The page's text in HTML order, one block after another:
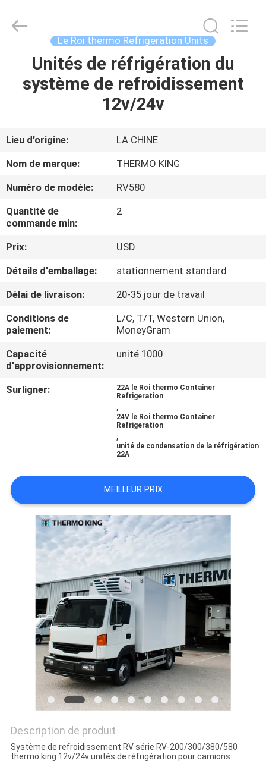
PRODUITS
À
DE
NOUS
VISITE
DE
L'USINE
CONTRÔLE
LA
CONTACTER
NOUVELLES
PLAN
POLITIQUE
CONFIDENTIALITÉ
MOTORS
INDUSTRY
Le Roi thermo Refrigeration Units
Unités de réfrigération du
système de refroidissement
12v/24v
Lieu d'origine:
LA CHINE
Nom de marque:
THERMO KING
Numéro de modèle:
RV580
Quantité de
commande min:
2
Prix:
USD
Détails d'emballage:
stationnement standard
Délai de livraison:
20-35 jour de travail
Conditions de
paiement:
L/C, T/T, Western Union,
MoneyGram
Capacité
d'approvisionnement:
unité 1000
Surligner:
22A le Roi thermo Container
Refrigeration
,
24V le Roi thermo Container
Refrigeration
,
unité de condensation de la réfrigération
22A
MEILLEUR PRIX
Description de produit
Système de refroidissement RV série RV-200/300/380/580
thermo king 12v/24v unités de réfrigération pour camions